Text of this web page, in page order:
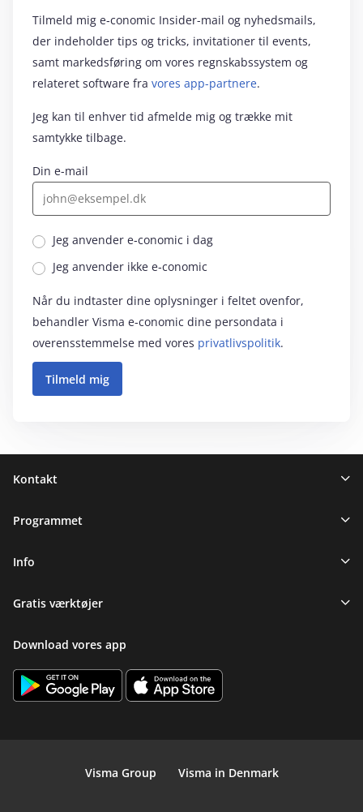
Tilmeld mig e‑conomic Insider-mail og nyhedsmails,
der indeholder tips og tricks, invitationer til events,
samt markedsføring om vores regnskabssystem og
relateret software fra vores app-partnere.
Jeg kan til enhver tid afmelde mig og trække mit
samtykke tilbage.
Din e-mail
Jeg anvender e‑conomic i dag
Jeg anvender ikke e‑conomic
Når du indtaster dine oplysninger i feltet ovenfor,
behandler Visma e‑conomic dine persondata i
overensstemmelse med vores privatlivspolitik.
Sidefod
Kontakt
Programmet
Info
Gratis værktøjer
Download vores app
Visma Group Visma in Denmark